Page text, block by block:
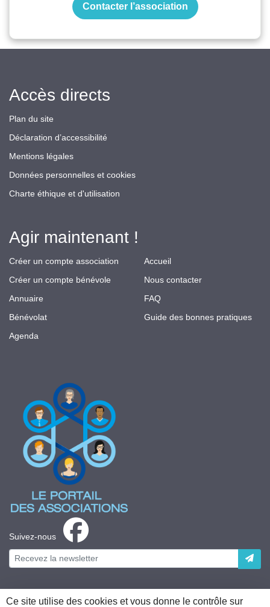
Contacter l’association
Suivez-nous
Accès directs
Plan du site
Déclaration d’accessibilité
Mentions légales
Données personnelles et cookies
Charte éthique et d'utilisation
Agir maintenant !
Créer un compte association
Créer un compte bénévole
Annuaire
Bénévolat
Agenda
Accueil
Nous contacter
FAQ
Guide des bonnes pratiques
Ce site utilise des cookies et vous donne le contrôle sur